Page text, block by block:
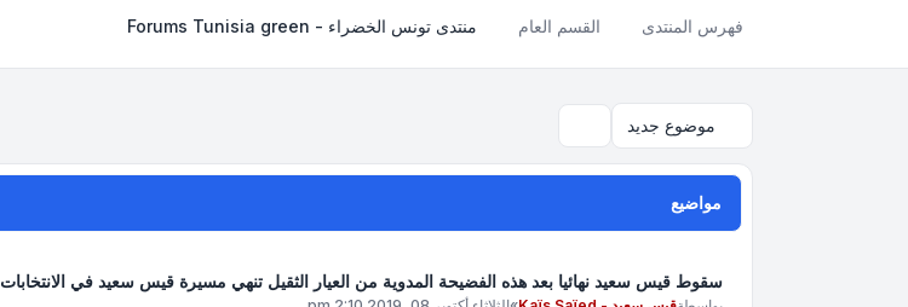
فهرس المنتدى القسم العام منتدى تونس الخضراء - Forums Tunisia green
موضوع جديد
مواضيع
سقوط قيس سعيد نهائيا بعد هذه الفضيحة المدوية من العيار الثقيل تنهي مسيرة قيس سعيد في الانتخابات